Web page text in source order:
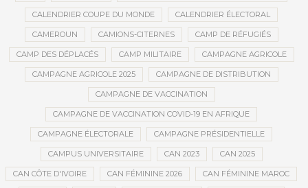
CALENDRIER COUPE DU MONDE CALENDRIER ÉLECTORAL
CAMEROUN CAMIONS-CITERNES CAMP DE RÉFUGIÉS
CAMP DES DÉPLACÉS CAMP MILITAIRE CAMPAGNE AGRICOLE
CAMPAGNE AGRICOLE 2025 CAMPAGNE DE DISTRIBUTION
CAMPAGNE DE VACCINATION
CAMPAGNE DE VACCINATION COVID-19 EN AFRIQUE
CAMPAGNE ÉLECTORALE CAMPAGNE PRÉSIDENTIELLE
CAMPUS UNIVERSITAIRE CAN 2023 CAN 2025
CAN CÔTE D'IVOIRE CAN FÉMININE 2026 CAN FÉMININE MAROC